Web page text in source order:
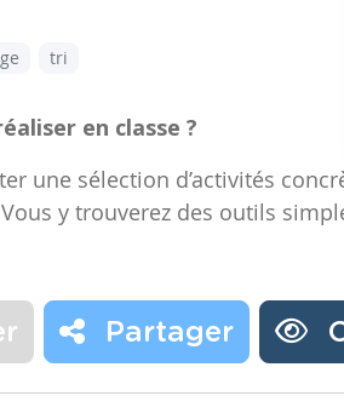
tri
en classe ?
une sélection d’activités
y trouverez des outils
Partager